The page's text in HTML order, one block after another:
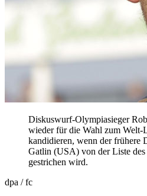
Diskuswurf-Olympiasieger
wieder für die Wahl zum Welt-
kandidieren, wenn der frühere
Gatlin (USA) von der Liste
gestrichen wird.
dpa / fc